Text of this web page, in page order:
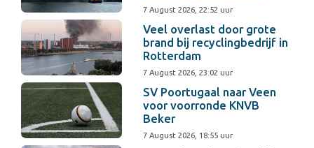
7 August 2026, 22:52 uur
Veel overlast door grote
brand bij recyclingbedrijf in
Rotterdam
7 August 2026, 23:02 uur
SV Poortugaal naar Veen
voor voorronde KNVB
Beker
7 August 2026, 18:55 uur